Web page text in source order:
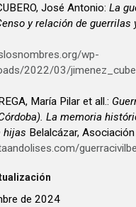
José Antonio: La
y relación de guerrilas
wp-
2022/03/
María Pilar et all.:
La memoria
hijas Belalcázar,
de 2024